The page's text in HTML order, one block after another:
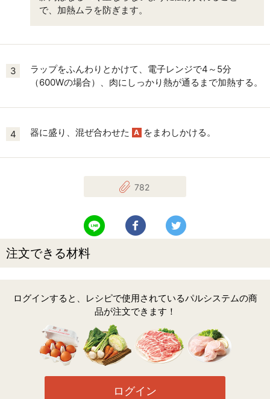
で、加熱ムラを防ぎます。
3
ラップをふんわりとかけて、電子レンジで4～5分
（600Wの場合）、肉にしっかり熱が通るまで加熱する。
4 器に盛り、混ぜ合わせた A をまわしかける。
782
LINEで送る Facebookでシェアする
注文できる材料
ログインすると、レシピで使用されているパルシステムの商
品が注文できます！
ログイン